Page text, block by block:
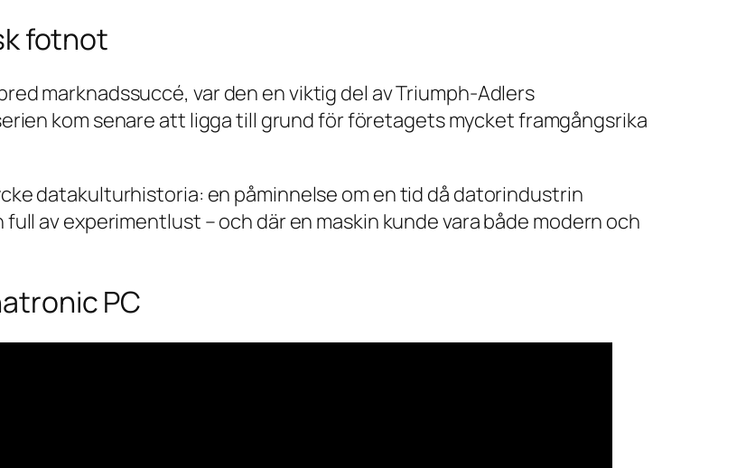
fotnot
marknadssuccé, var den en viktig del av Triumph-Adlers
kom senare att ligga till grund för företagets mycket framgångsrika
datakulturhistoria: en påminnelse om en tid då datorindustrin
av experimentlust – och där en maskin kunde vara både modern och
PC